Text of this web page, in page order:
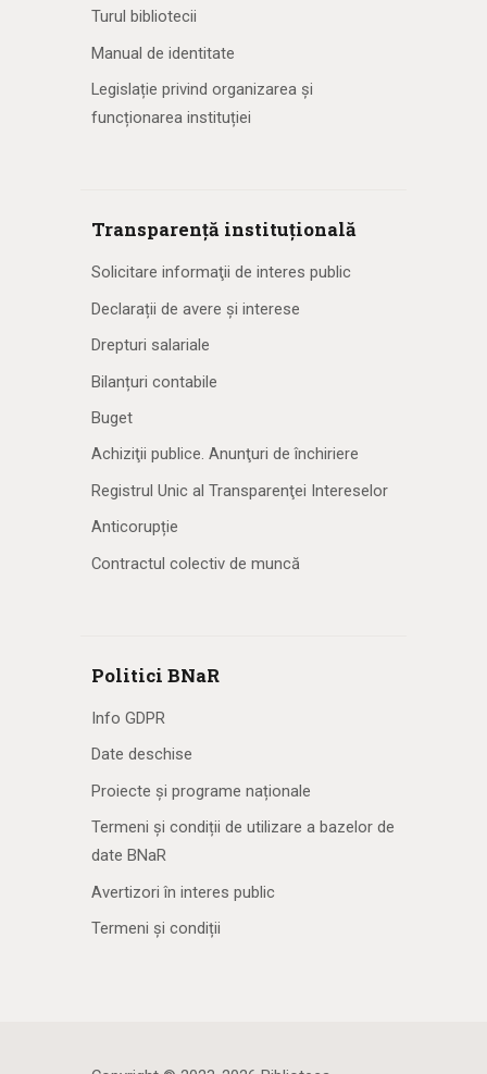
Turul bibliotecii
Manual de identitate
Legislație privind organizarea și
funcționarea instituției
Transparență instituțională
Solicitare informaţii de interes public
Declarații de avere și interese
Drepturi salariale
Bilanțuri contabile
Buget
Achiziţii publice. Anunţuri de închiriere
Registrul Unic al Transparenţei Intereselor
Anticorupție
Contractul colectiv de muncă
Politici BNaR
Info GDPR
Date deschise
Proiecte și programe naționale
Termeni și condiții de utilizare a bazelor de
date BNaR
Avertizori în interes public
Termeni și condiții